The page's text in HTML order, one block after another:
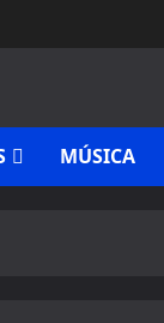
MÚSICA